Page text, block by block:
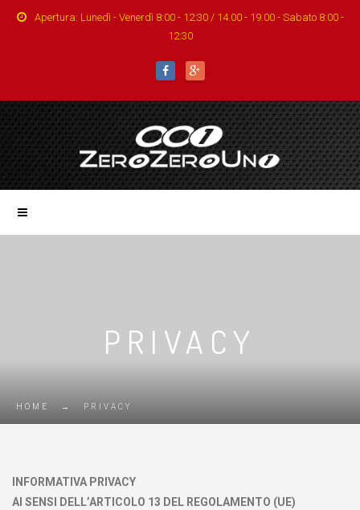
Apertura: Lunedì - Venerdì 8:00 - 12:30 / 14.00 - 19.00 - Sabato 8:00 -
12:30
PRIVACY
HOME → PRIVACY
INFORMATIVA PRIVACY
AI SENSI DELL’ARTICOLO 13 DEL REGOLAMENTO (UE)